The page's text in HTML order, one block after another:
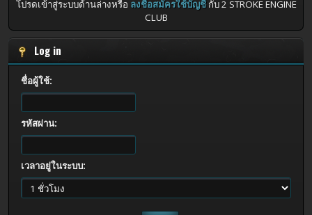
โปรดเข้าสู่ระบบด้านล่างหรือ ลงชื่อสมัครใช้บัญชีกับ 2 STROKE ENGINE
CLUB
Log in
ชื่อผู้ใช้:
รหัสผ่าน:
เวลาอยู่ในระบบ: